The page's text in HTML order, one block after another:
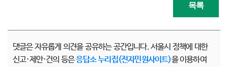
목록
댓글은 자유롭게 의견을 공유하는 공간입니다. 서울시 정책에 대한
신고·제안·건의 등은응답소 누리집(전자민원사이트)을 이용하여